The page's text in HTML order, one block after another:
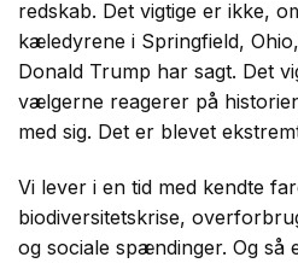
redskab. Det vigtige er ikke,
kæledyrene i Springfield,
Donald Trump har sagt. Det
vælgerne reagerer på
med sig. Det er blevet
Vi lever i en tid med kendte
biodiversitetskrise,
og sociale spændinger. Og så